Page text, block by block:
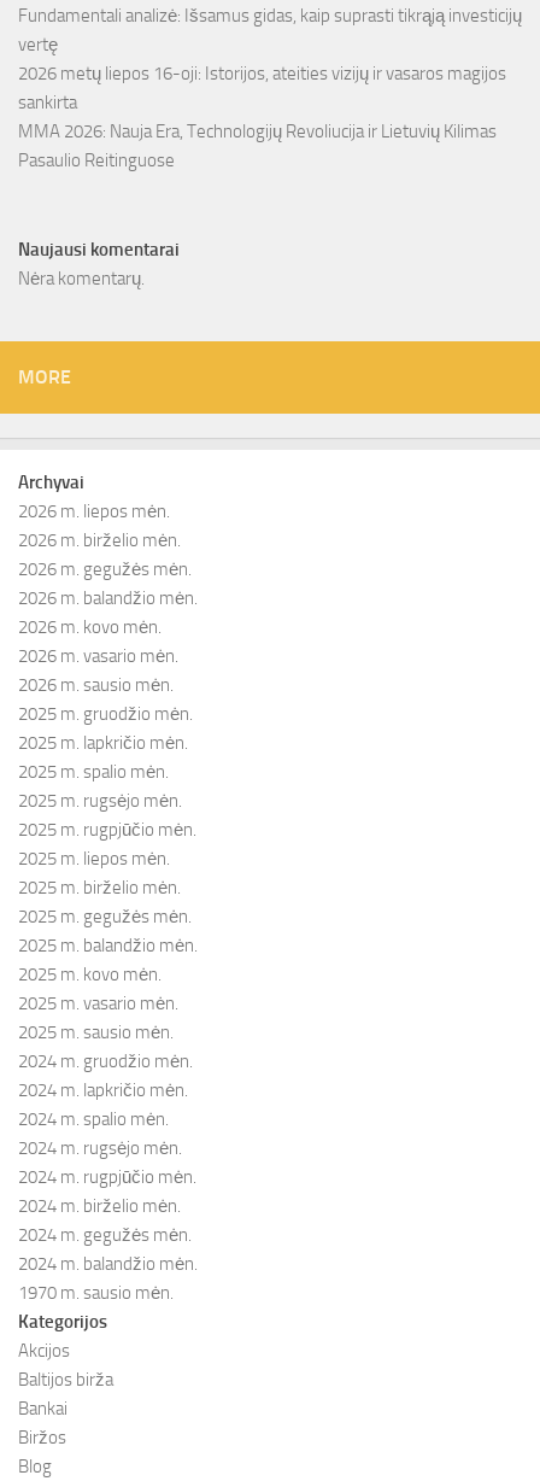
Fundamentali analizė: Išsamus gidas, kaip suprasti tikrąją investicijų
vertę
2026 metų liepos 16-oji: Istorijos, ateities vizijų ir vasaros magijos
sankirta
MMA 2026: Nauja Era, Technologijų Revoliucija ir Lietuvių Kilimas
Pasaulio Reitinguose
Naujausi komentarai
Nėra komentarų.
MORE
Archyvai
2026 m. liepos mėn.
2026 m. birželio mėn.
2026 m. gegužės mėn.
2026 m. balandžio mėn.
2026 m. kovo mėn.
2026 m. vasario mėn.
2026 m. sausio mėn.
2025 m. gruodžio mėn.
2025 m. lapkričio mėn.
2025 m. spalio mėn.
2025 m. rugsėjo mėn.
2025 m. rugpjūčio mėn.
2025 m. liepos mėn.
2025 m. birželio mėn.
2025 m. gegužės mėn.
2025 m. balandžio mėn.
2025 m. kovo mėn.
2025 m. vasario mėn.
2025 m. sausio mėn.
2024 m. gruodžio mėn.
2024 m. lapkričio mėn.
2024 m. spalio mėn.
2024 m. rugsėjo mėn.
2024 m. rugpjūčio mėn.
2024 m. birželio mėn.
2024 m. gegužės mėn.
2024 m. balandžio mėn.
1970 m. sausio mėn.
Kategorijos
Akcijos
Baltijos birža
Bankai
Biržos
Blog